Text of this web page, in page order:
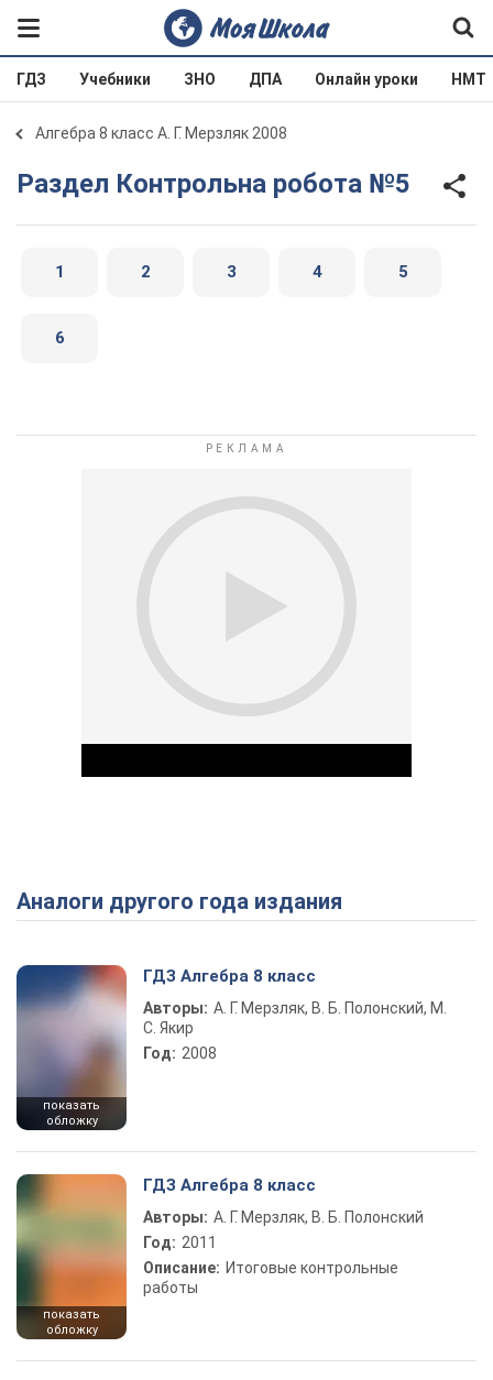
ГДЗ Учебники ЗНО ДПА Онлайн уроки НМТ
Алгебра 8 класс А. Г. Мерзляк 2008
Раздел Контрольна робота №5
1 2 3 4 5
6
Play Video
Аналоги другого года издания
показать
обложку
ГДЗ Алгебра 8 класс
Авторы: А. Г. Мерзляк, В. Б. Полонский, М.
С. Якир
Год: 2008
показать
обложку
ГДЗ Алгебра 8 класс
Авторы: А. Г. Мерзляк, В. Б. Полонский
Год: 2011
Описание: Итоговые контрольные
работы